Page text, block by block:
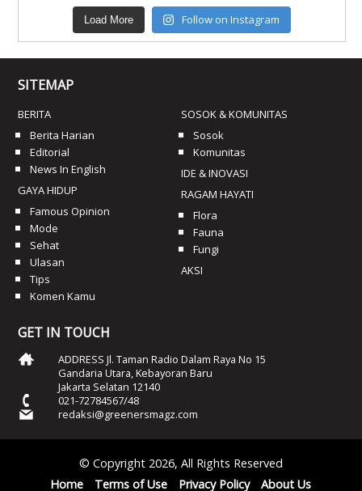
Load More Follow on Instagram
SITEMAP
BERITA
Berita Harian
Editorial
News In English
GAYA HIDUP
Famous Opinion
Mode
Sehat
Ulasan
Tips
Komen Kamu
SOSOK & KOMUNITAS
Sosok
Komunitas
IDE & INOVASI
RAGAM HAYATI
Flora
Fauna
Fungi
AKSI
GET IN TOUCH
ADDRESS Jl. Taman Radio Dalam Raya No 15
Gandaria Utara, Kebayoran Baru
Jakarta Selatan 12140
021-72784567/48
redaksi@greenersmagz.com
© Copyright 2026, All Rights Reserved
Home
Terms of Use Privacy Policy About Us